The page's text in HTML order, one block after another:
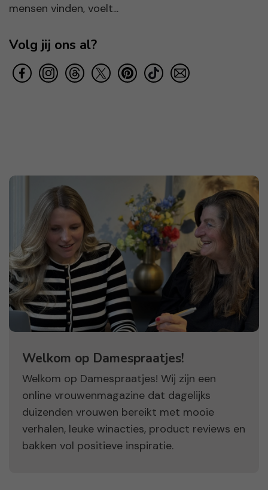
mensen vinden, voelt...
Volg jij ons al?
Welkom op Damespraatjes!
Welkom op Damespraatjes! Wij zijn een
online vrouwenmagazine dat dagelijks
duizenden vrouwen bereikt met mooie
verhalen, leuke winacties, product reviews en
bakken vol positieve inspiratie.